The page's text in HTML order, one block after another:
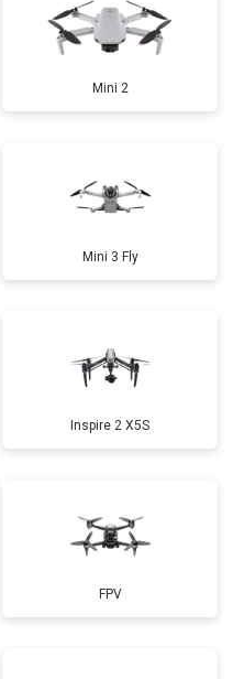
Mini 2
Mini 3 Fly
Inspire 2 X5S
FPV